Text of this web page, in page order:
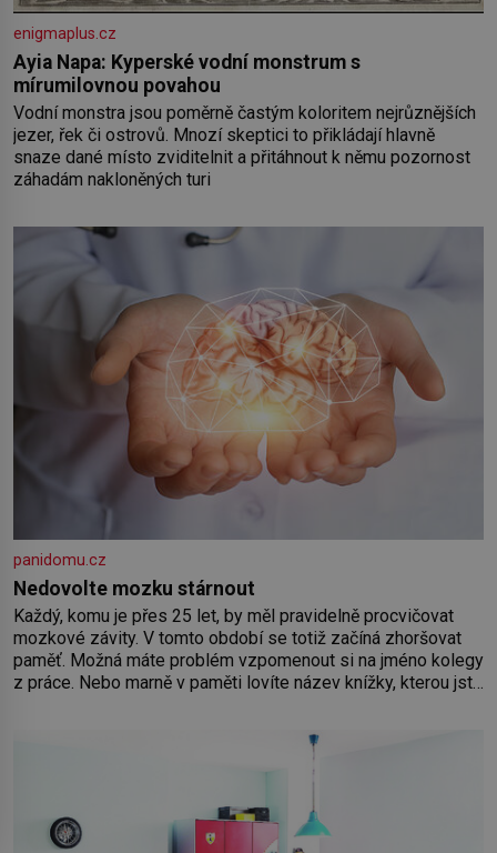
enigmaplus.cz
Ayia Napa: Kyperské vodní monstrum s
mírumilovnou povahou
Vodní monstra jsou poměrně častým koloritem nejrůznějších
jezer, řek či ostrovů. Mnozí skeptici to přikládají hlavně
snaze dané místo zviditelnit a přitáhnout k němu pozornost
záhadám nakloněných turi
panidomu.cz
Nedovolte mozku stárnout
Každý, komu je přes 25 let, by měl pravidelně procvičovat
mozkové závity. V tomto období se totiž začíná zhoršovat
paměť. Možná máte problém vzpomenout si na jméno kolegy
z práce. Nebo marně v paměti lovíte název knížky, kterou jste